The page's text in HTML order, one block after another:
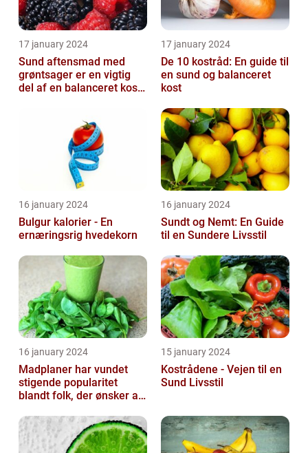
17 january 2024
Sund aftensmad med
grøntsager er en vigtig
del af en balanceret kost,
17 january 2024
De 10 kostråd: En guide til
en sund og balanceret
kost
16 january 2024
Bulgur kalorier - En
ernæringsrig hvedekorn
16 january 2024
Sundt og Nemt: En Guide
til en Sundere Livsstil
16 january 2024
Madplaner har vundet
stigende popularitet
blandt folk, der ønsker at
deres...
15 january 2024
Kostrådene - Vejen til en
Sund Livsstil